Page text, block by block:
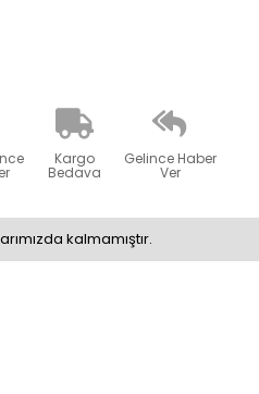
Kargo
Bedava
Gelince Haber
Ver
kalmamıştır.